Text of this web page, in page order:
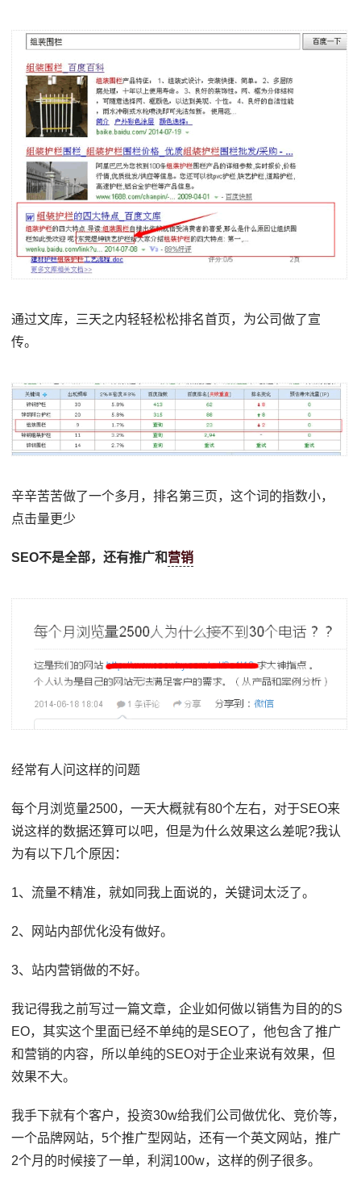
通过文库，三天之内轻轻松松排名首页，为公司做了宣
传。
辛辛苦苦做了一个多月，排名第三页，这个词的指数小，
点击量更少
SEO不是全部，还有推广和营销
经常有人问这样的问题
每个月浏览量2500，一天大概就有80个左右，对于SEO来
说这样的数据还算可以吧，但是为什么效果这么差呢?我认
为有以下几个原因：
1、流量不精准，就如同我上面说的，关键词太泛了。
2、网站内部优化没有做好。
3、站内营销做的不好。
我记得我之前写过一篇文章，企业如何做以销售为目的的S
EO，其实这个里面已经不单纯的是SEO了，他包含了推广
和营销的内容，所以单纯的SEO对于企业来说有效果，但
效果不大。
我手下就有个客户，投资30w给我们公司做优化、竞价等，
一个品牌网站，5个推广型网站，还有一个英文网站，推广
2个月的时候接了一单，利润100w，这样的例子很多。